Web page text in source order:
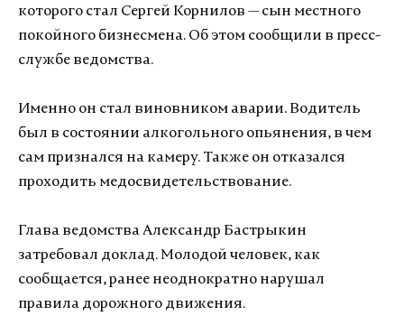
которого стал Сергей Корнилов — сын местного
покойного бизнесмена. Об этом сообщили в пресс-
службе ведомства.
Именно он стал виновником аварии. Водитель
был в состоянии алкогольного опьянения, в чем
сам признался на камеру. Также он отказался
проходить медосвидетельствование.
Глава ведомства Александр Бастрыкин
затребовал доклад. Молодой человек, как
сообщается, ранее неоднократно нарушал
правила дорожного движения.